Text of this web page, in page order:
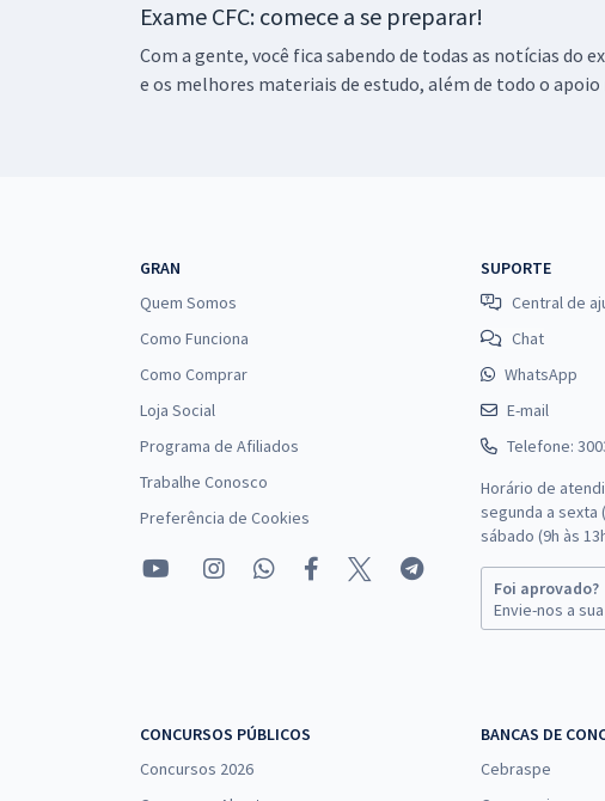
Exame CFC: comece a se preparar!
Com a gente, você fica sabendo de todas as notícias do
e os melhores materiais de estudo, além de todo o apoio
GRAN
Quem Somos
Como Funciona
Como Comprar
Loja Social
Programa de Afiliados
Trabalhe Conosco
Preferência de Cookies
SUPORTE
Central de
Chat
WhatsApp
E-mail
Telefone:
Horário de
segunda a sexta
sábado (9h às
Foi aprovado?
Envie-nos a
CONCURSOS PÚBLICOS
Concursos 2026
BANCAS DE
Cebraspe